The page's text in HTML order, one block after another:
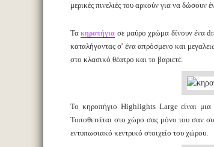
μερικές πινελιές του αρκούν για να δώσουν
Τακηροπήγια σε μαύρο χρώμα δίνουν ένα
καταλήγοντας σ' ένα απρόσμενο και
στο κλασικό θέατρο και το βαριετέ.
Το κηροπήγιο Highlights Large είναι μια
Τοποθετείται στο χώρο σας μόνο του σαν
εντυπωσιακό κεντρικό στοιχείο του χώρου.